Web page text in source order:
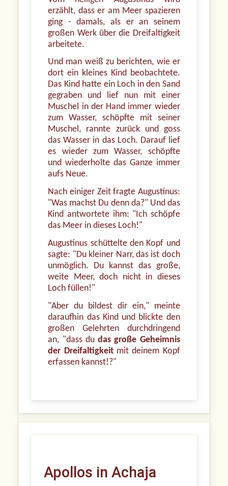
erzählt, dass er am Meer spazieren
ging - damals, als er an seinem
großen Werk über die Dreifaltigkeit
arbeitete.
Und man weiß zu berichten, wie er
dort ein kleines Kind beobachtete.
Das Kind hatte ein Loch in den Sand
gegraben und lief nun mit einer
Muschel in der Hand immer wieder
zum Wasser, schöpfte mit seiner
Muschel, rannte zurück und goss
das Wasser in das Loch. Darauf lief
es wieder zum Wasser, schöpfte
und wiederholte das Ganze immer
aufs Neue.
Nach einiger Zeit fragte Augustinus:
"Was machst Du denn da?" Und das
Kind antwortete ihm: "Ich schöpfe
das Meer in dieses Loch!"
Augustinus schüttelte den Kopf und
sagte: "Du kleiner Narr, das ist doch
unmöglich. Du kannst das große,
weite Meer, doch nicht in dieses
Loch füllen!"
"Aber du bildest dir ein," meinte
daraufhin das Kind und blickte den
großen Gelehrten durchdringend
an, "dass dudas große Geheimnis
der Dreifaltigkeitmit deinem Kopf
erfassen kannst!?"
Apollos in Achaja